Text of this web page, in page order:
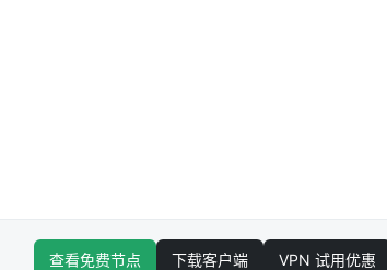
查看免费节点 下载客户端 VPN 试用优惠